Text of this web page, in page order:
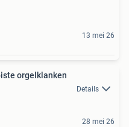
13 mei 26
orgelklanken
Details
28 mei 26